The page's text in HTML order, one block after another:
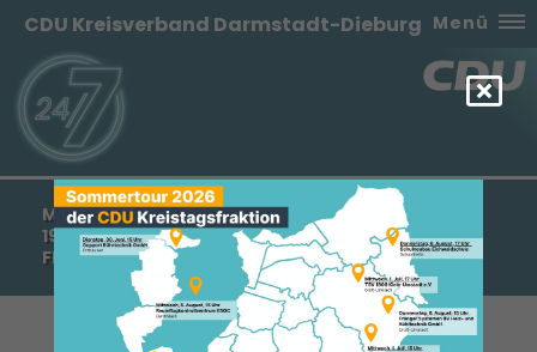
CDU Kreisverband Darmstadt-Dieburg Menü
MANFRED PENTZ: VOLKSAUFSTAND AM 17. JUNI
1953 WAR BEEINDRUCKENDER AUSDRUCK DES
FREIHEITSWILLENS DER MENSCHEN